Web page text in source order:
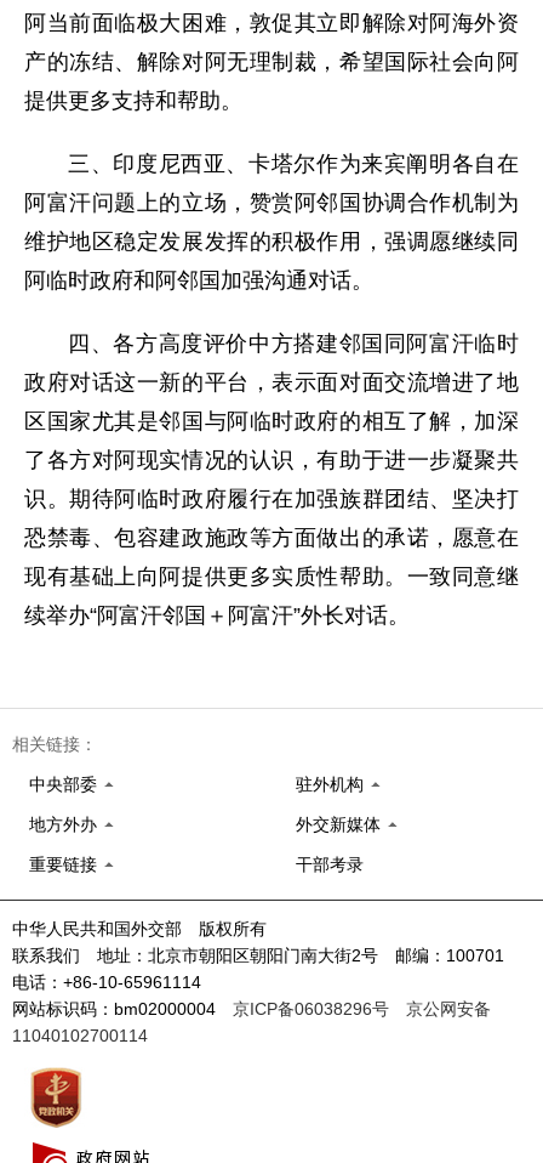
阿当前面临极大困难，敦促其立即解除对阿海外资
产的冻结、解除对阿无理制裁，希望国际社会向阿
提供更多支持和帮助。
三、印度尼西亚、卡塔尔作为来宾阐明各自在
阿富汗问题上的立场，赞赏阿邻国协调合作机制为
维护地区稳定发展发挥的积极作用，强调愿继续同
阿临时政府和阿邻国加强沟通对话。
四、各方高度评价中方搭建邻国同阿富汗临时
政府对话这一新的平台，表示面对面交流增进了地
区国家尤其是邻国与阿临时政府的相互了解，加深
了各方对阿现实情况的认识，有助于进一步凝聚共
识。期待阿临时政府履行在加强族群团结、坚决打
恐禁毒、包容建政施政等方面做出的承诺，愿意在
现有基础上向阿提供更多实质性帮助。一致同意继
续举办“阿富汗邻国＋阿富汗”外长对话。
相关链接：
中央部委 驻外机构
地方外办 外交新媒体
重要链接 干部考录
中华人民共和国外交部 版权所有
联系我们 地址：北京市朝阳区朝阳门南大街2号 邮编：100701
电话：+86-10-65961114
网站标识码：bm02000004 京ICP备06038296号
京公网安备
11040102700114